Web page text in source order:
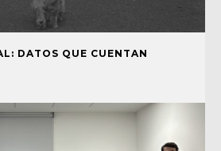
DATOS QUE CUENTAN